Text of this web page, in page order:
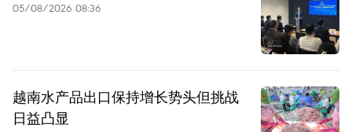
05/08/2026 08:36
越南水产品出口保持增长势头但挑战
日益凸显